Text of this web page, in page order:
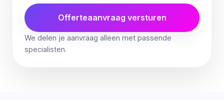
Offerteaanvraag versturen
We delen je aanvraag alleen met passende
specialisten.